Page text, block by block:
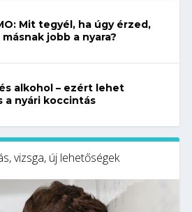
Mit tegyél, ha úgy érzed,
jobb a nyara?
alkohol – ezért lehet
a nyári koccintás
vizsga, új lehetőségek